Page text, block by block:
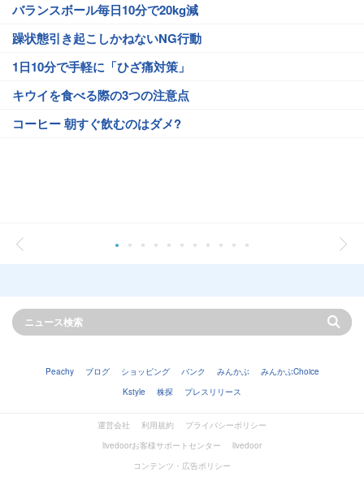
バランスボール毎日10分で20kg減
躁状態引き起こしかねないNG行動
1日10分で手軽に「ひざ痛対策」
キウイを食べる際の3つの注意点
コーヒー 朝すぐ飲むのはダメ?
Peachy ブログ ショッピング バンク みんかぶ
みんかぶChoice
Kstyle
株探 プレスリリース
運営会社 利用規約
プライバシーポリシー
livedoorお客様サポートセンター
livedoor
コンテンツ・広告ポリシー